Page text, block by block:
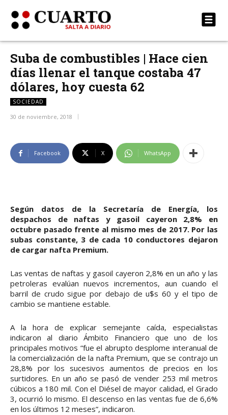
Suba de combustibles | Hace cien
días llenar el tanque costaba 47
dólares, hoy cuesta 62
SOCIEDAD
30 de noviembre, 2018
Facebook X WhatsApp
Según datos de la Secretaría de Energía, los
despachos de naftas y gasoil cayeron 2,8% en
octubre pasado frente al mismo mes de 2017. Por las
subas constante, 3 de cada 10 conductores dejaron
de cargar nafta Premium.
Las ventas de naftas y gasoil cayeron 2,8% en un año y las
petroleras evalúan nuevos incrementos, aun cuando el
barril de crudo sigue por debajo de u$s 60 y el tipo de
cambio se mantiene estable.
A la hora de explicar semejante caída, especialistas
indicaron al diario Ámbito Financiero que uno de los
principales motivos “fue el abrupto desplome interanual de
la comercialización de la nafta Premium, que se contrajo un
28,8% por los sucesivos aumentos de precios en los
surtidores. En un año se pasó de vender 253 mil metros
cúbicos a 180 mil. Con el Diésel de mayor calidad, el Grado
3, ocurrió lo mismo. El descenso en las ventas fue de 6,6%
en los últimos 12 meses”, indicaron.